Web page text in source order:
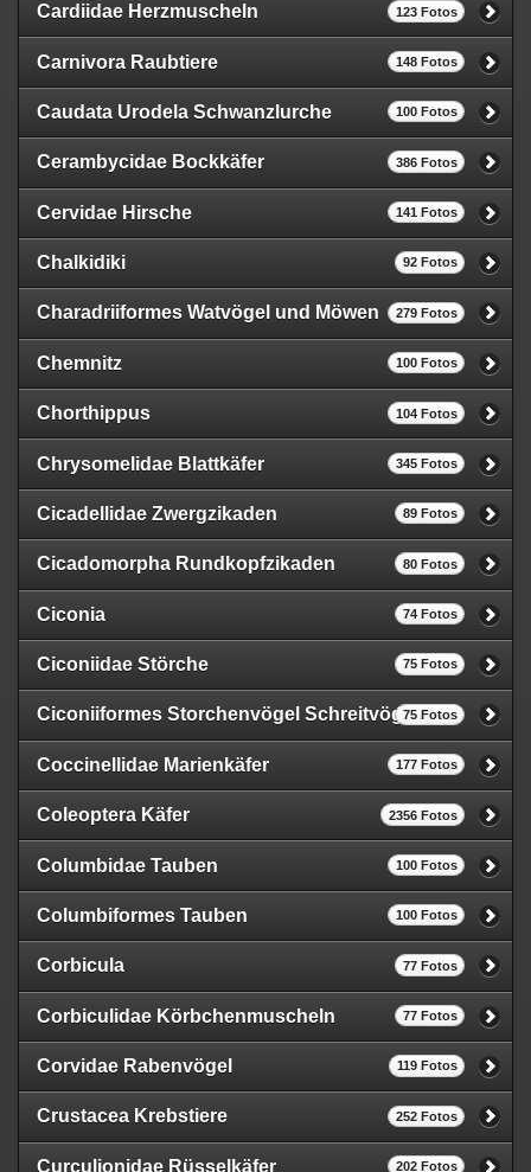
Cardiidae Herzmuscheln 123 Fotos
Carnivora Raubtiere 148 Fotos
Caudata Urodela Schwanzlurche 100 Fotos
Cerambycidae Bockkäfer 386 Fotos
Cervidae Hirsche 141 Fotos
Chalkidiki 92 Fotos
Charadriiformes Watvögel und Möwen 279 Fotos
Chemnitz 100 Fotos
Chorthippus 104 Fotos
Chrysomelidae Blattkäfer 345 Fotos
Cicadellidae Zwergzikaden 89 Fotos
Cicadomorpha Rundkopfzikaden 80 Fotos
Ciconia 74 Fotos
Ciconiidae Störche 75 Fotos
Ciconiiformes Storchenvögel Schreitvögel75 Fotos
Coccinellidae Marienkäfer 177 Fotos
Coleoptera Käfer 2356 Fotos
Columbidae Tauben 100 Fotos
Columbiformes Tauben 100 Fotos
Corbicula 77 Fotos
Corbiculidae Körbchenmuscheln 77 Fotos
Corvidae Rabenvögel 119 Fotos
Crustacea Krebstiere 252 Fotos
Curculionidae Rüsselkäfer 202 Fotos